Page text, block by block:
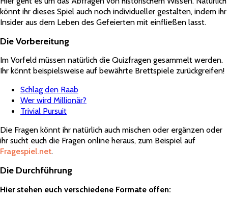
könnt ihr dieses Spiel auch noch individueller gestalten, indem ihr
Insider aus dem Leben des Gefeierten mit einfließen lasst.
Die Vorbereitung
Im Vorfeld müssen natürlich die Quizfragen gesammelt werden.
Ihr könnt beispielsweise auf bewährte Brettspiele zurückgreifen!
Schlag den Raab
Wer wird Millionär?
Trivial Pursuit
Die Fragen könnt ihr natürlich auch mischen oder ergänzen oder
ihr sucht euch die Fragen online heraus, zum Beispiel auf
Fragespiel.net.
Die Durchführung
Hier stehen euch verschiedene Formate offen: